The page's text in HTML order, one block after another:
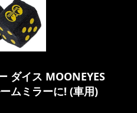
ダイス MOONEYES
ムミラーに! (車用)